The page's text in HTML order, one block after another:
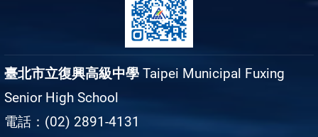
臺北市立復興高級中學 Taipei Municipal Fuxing
Senior High School
電話：(02) 2891-4131